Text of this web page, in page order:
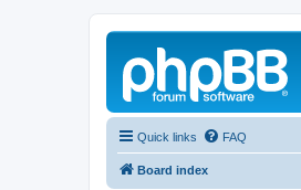
Quick links FAQ
Board index